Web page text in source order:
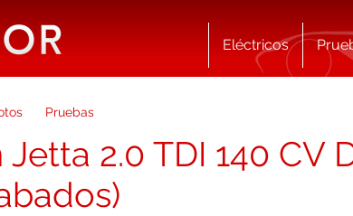
Eléctricos
Pruebas
2.0 TDI 140 CV